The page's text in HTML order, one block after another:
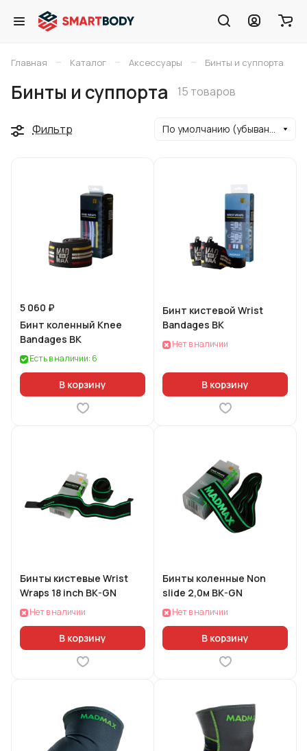
Главная – Каталог – Аксессуары – Бинты и суппорта
Бинты и суппорта 15 товаров
Фильтр По умолчанию (убывание)
5 060 ₽
Бинт коленный Knee
Bandages BK
Есть в наличии: 6
В корзину
Бинт кистевой Wrist
Bandages BK
Нет в наличии
В корзину
Бинты кистевые Wrist
Wraps 18 inch BK-GN
Нет в наличии
В корзину
Бинты коленные Non
slide 2,0м BK-GN
Нет в наличии
В корзину